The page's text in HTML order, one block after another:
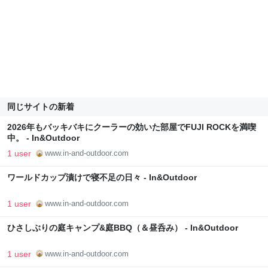
同じサイトの新着
2026年もバッキバキにクーラーの効いた部屋でFUJI ROCKを満喫
中。 - In&Outdoor
1 user www.in-and-outdoor.com
ワールドカップ漬けで寝不足の日々 - In&Outdoor
1 user www.in-and-outdoor.com
ひさしぶりの庭キャンプ&庭BBQ（＆昼呑み） - In&Outdoor
1 user www.in-and-outdoor.com